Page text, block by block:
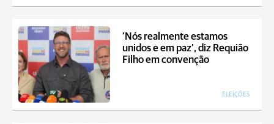
‘Nós realmente estamos
unidos e em paz’, diz Requião
Filho em convenção
ELEIÇÕES